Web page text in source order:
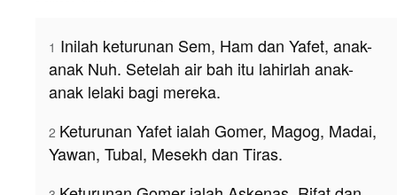
1 Inilah keturunan Sem, Ham dan Yafet, anak-
anak Nuh. Setelah air bah itu lahirlah anak-
anak lelaki bagi mereka.
2 Keturunan Yafet ialah Gomer, Magog, Madai,
Yawan, Tubal, Mesekh dan Tiras.